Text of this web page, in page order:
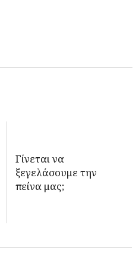
Γίνεται να
ξεγελάσουμε την
πείνα μας;